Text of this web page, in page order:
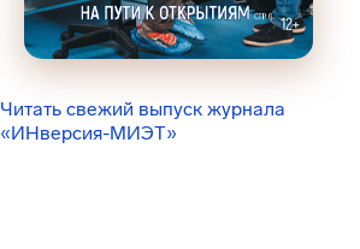
Читать свежий выпуск журнала
«ИНверсия-МИЭТ»